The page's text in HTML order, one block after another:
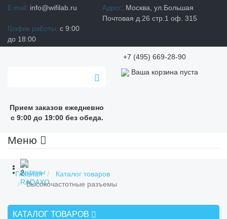
E-mail: info@wifilab.ru Адрес: Москва, ул.Большая
Почтовая д.26 стр.1 оф. 315
График работы: с 9:00
до 18:00
+7 (495) 669-28-90
Прием заказов ежедневно
с 9:00 до 19:00 без обеда.
Ваша корзина пуста
Меню
Главная
Каталог товаров
Высокочастотные разъемы
КАТАЛОГ ТОВАРОВ